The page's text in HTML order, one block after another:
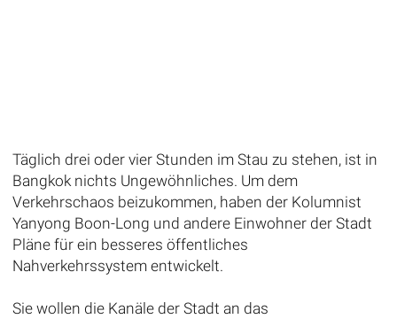
Täglich drei oder vier Stunden im Stau zu stehen, ist in
Bangkok nichts Ungewöhnliches. Um dem
Verkehrschaos beizukommen, haben der Kolumnist
Yanyong Boon-Long und andere Einwohner der Stadt
Pläne für ein besseres öffentliches
Nahverkehrssystem entwickelt.
Sie wollen die Kanäle der Stadt an das